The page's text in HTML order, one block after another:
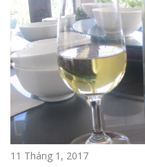
11 Tháng 1, 2017